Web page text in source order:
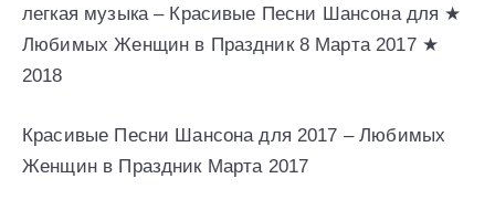
легкая музыка – Красивые Песни Шансона для ★
Любимых Женщин в Праздник 8 Марта 2017 ★
2018
Красивые Песни Шансона для 2017 – Любимых
Женщин в Праздник Марта 2017